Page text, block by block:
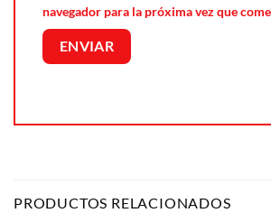
navegador para la próxima vez que
PRODUCTOS RELACIONADOS